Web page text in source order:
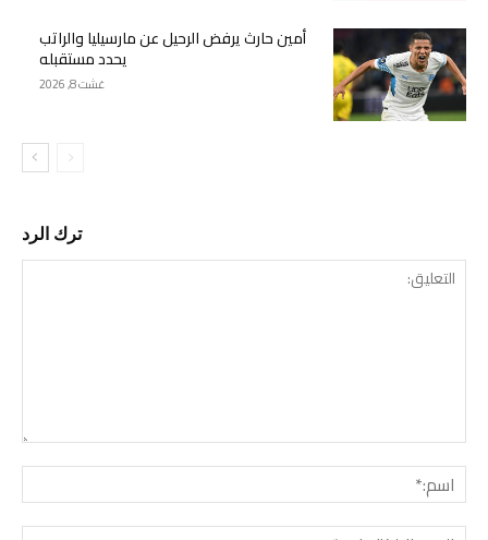
أمين حارث يرفض الرحيل عن مارسيليا والراتب
يحدد مستقبله
غشت 8, 2026
ترك الرد